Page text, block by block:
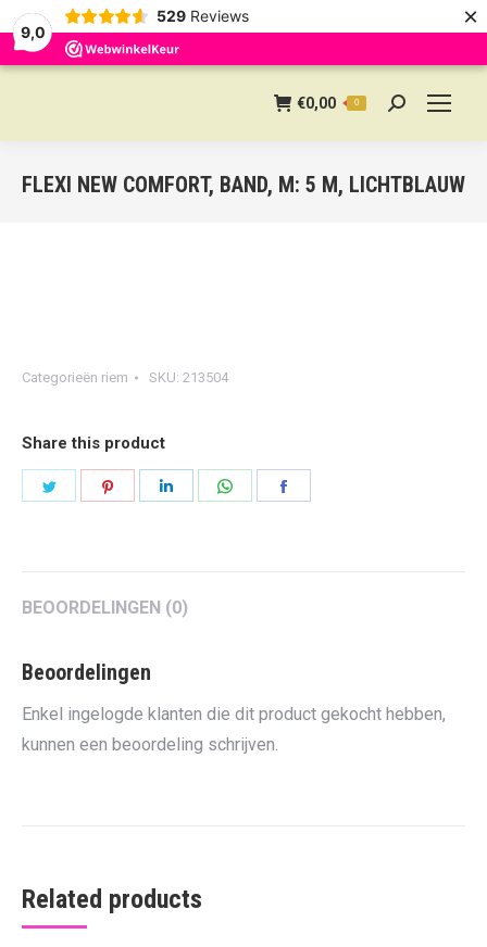
9,0
529 Reviews ×
€0,00 0 Search:
FLEXI NEW COMFORT, BAND, M: 5 M, LICHTBLAUW
Categorieën riem SKU: 213504
Share this product
BEOORDELINGEN (0)
Beoordelingen
Enkel ingelogde klanten die dit product gekocht hebben,
kunnen een beoordeling schrijven.
Related products